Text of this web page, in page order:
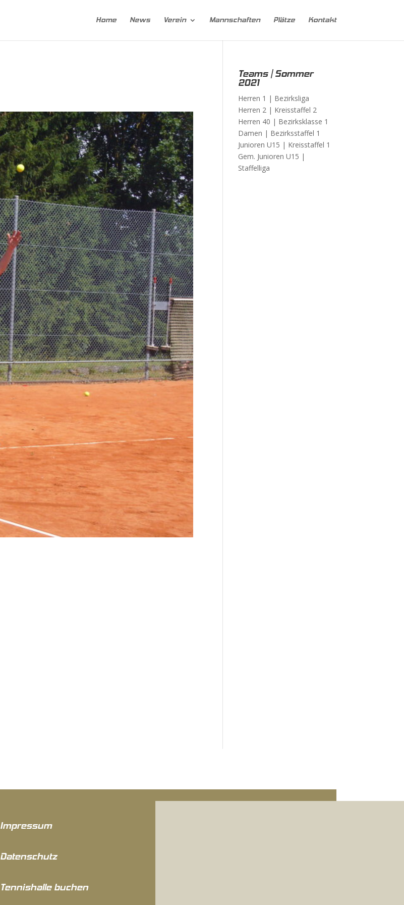
Home News Verein Mannschaften Plätze Kontakt
Teams | Sommer
2021
Herren 1 | Bezirksliga
Herren 2 | Kreisstaffel 2
Herren 40 | Bezirksklasse 1
Damen | Bezirksstaffel 1
Junioren U15 | Kreisstaffel 1
Gem. Junioren U15 |
Staffelliga
Impressum
Datenschutz
Tennishalle buchen